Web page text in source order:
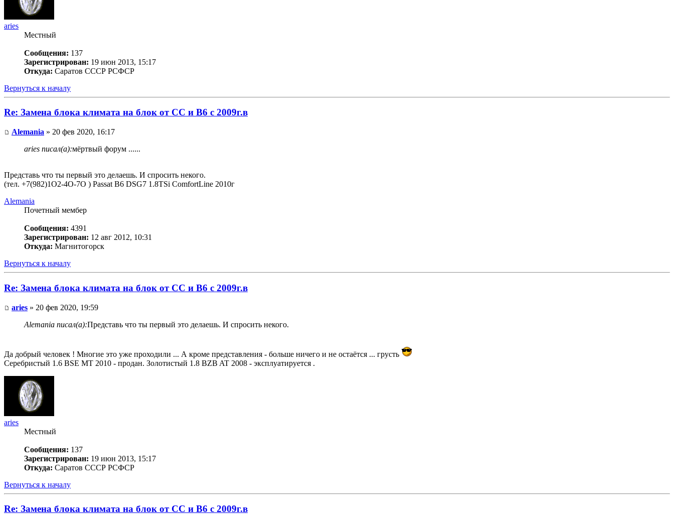
aries
Местный
Сообщения: 137
Зарегистрирован: 19 июн 2013, 15:17
Откуда: Саратов СССР РСФСР
Вернуться к началу
Re: Замена блока климата на блок от CC и B6 c 2009г.в
Alemania » 20 фев 2020, 16:17
aries писал(а):мёртвый форум ......
Представь что ты первый это делаешь. И спросить некого.
(тел. +7(982)1O2-4O-7O ) Passat B6 DSG7 1.8TSi ComfortLine 2010г
Alemania
Почетный мембер
Сообщения: 4391
Зарегистрирован: 12 авг 2012, 10:31
Откуда: Магнитогорск
Вернуться к началу
Re: Замена блока климата на блок от CC и B6 c 2009г.в
aries » 20 фев 2020, 19:59
Alemania писал(а):Представь что ты первый это делаешь. И спросить некого.
Да добрый человек ! Многие это уже проходили ... А кроме представления - больше ничего и не остаётся ... грусть
Серебристый 1.6 BSE MT 2010 - продан. Золотистый 1.8 BZB AT 2008 - эксплуатируется .
aries
Местный
Сообщения: 137
Зарегистрирован: 19 июн 2013, 15:17
Откуда: Саратов СССР РСФСР
Вернуться к началу
Re: Замена блока климата на блок от CC и B6 c 2009г.в